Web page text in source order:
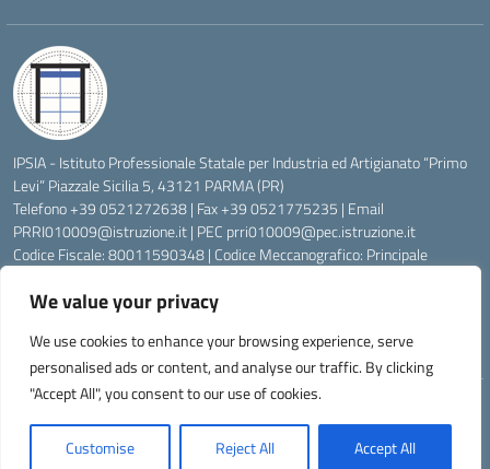
We value your privacy
We use cookies to enhance your browsing experience, serve
personalised ads or content, and analyse our traffic. By clicking
"Accept All", you consent to our use of cookies.
Customise Reject All Accept All
IPSIA - Istituto Professionale Statale per Industria ed Artigianato “Primo
Levi” Piazzale Sicilia 5, 43121 PARMA (PR)
Telefono +39 0521272638 | Fax +39 0521775235 | Email
PRRI010009@istruzione.it| PEC prri010009@pec.istruzione.it
Codice Fiscale: 80011590348 | Codice Meccanografico: Principale
Codice Univoco di Fatturazione: UFW76E | Codice Ente Tesoreria:
Corrente Postale N.: 00222430